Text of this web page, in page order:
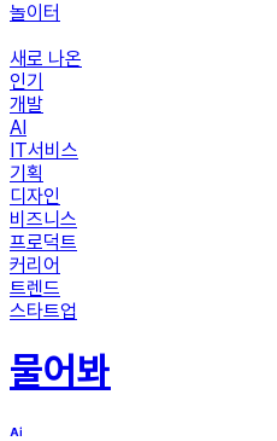
놀이터
새로 나온
인기
개발
AI
IT서비스
기획
디자인
비즈니스
프로덕트
커리어
트렌드
스타트업
물어봐